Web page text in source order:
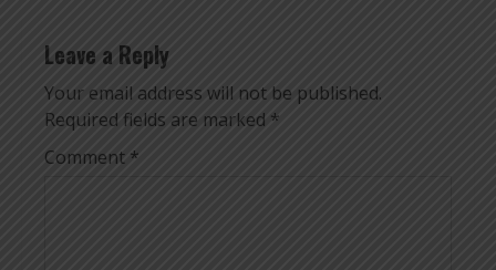
Leave a Reply
Your email address will not be published.
Required fields are marked *
Comment *